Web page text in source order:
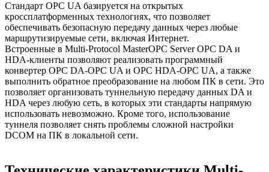
Стандарт OPC UA базируется на открытых
кроссплатформенных технологиях, что позволяет
обеспечивать безопасную передачу данных через любые
маршрутизируемые сети, включая Интернет.
Встроенные в Multi-Protocol MasterOPC Server OPC DA и
HDA-клиенты позволяют реализовать программный
конвертер OPC DA-OPC UA и OPC HDA-OPC UA, а также
выполнить обратное преобразование на любом ПК в сети. Это
позволяет организовать туннельную передачу данных DA и
HDA через любую сеть, в которых эти стандарты напрямую
использовать невозможно. Кроме того, использование
туннеля позволяет снять проблемы сложной настройки
DCOM на ПК в локальной сети.